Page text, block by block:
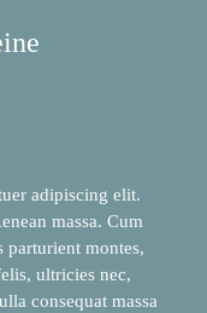
adipiscing elit.
massa. Cum
parturient montes,
ultricies nec,
consequat massa